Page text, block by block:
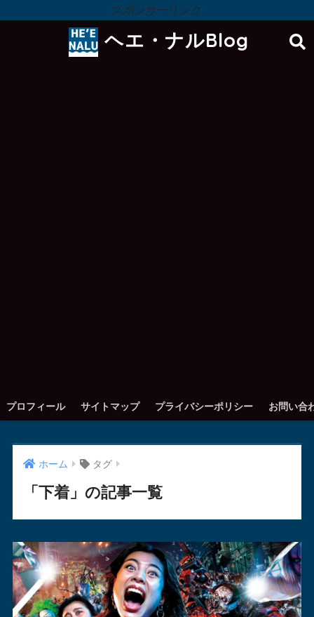
スポンサーリンク
ヘエ・ナルBlog
プロフィール サイトマップ プライバシーポリシー お問い合
ホーム タグ
「下着」の記事一覧